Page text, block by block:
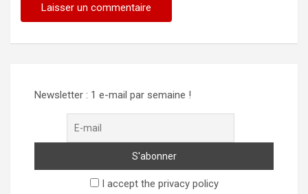
Newsletter : 1 e-mail par semaine !
I accept the privacy policy